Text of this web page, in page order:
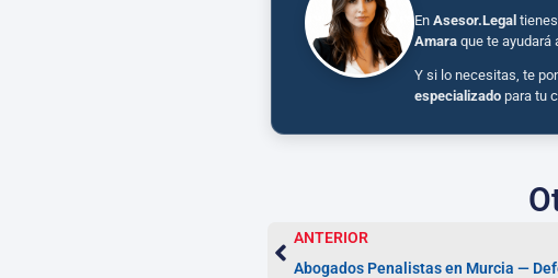
En Asesor.Legal
Amara que te ayudará
Y si lo necesitas, te
especializado para tu
ANTERIOR
Abogados Penalistas en Murcia —